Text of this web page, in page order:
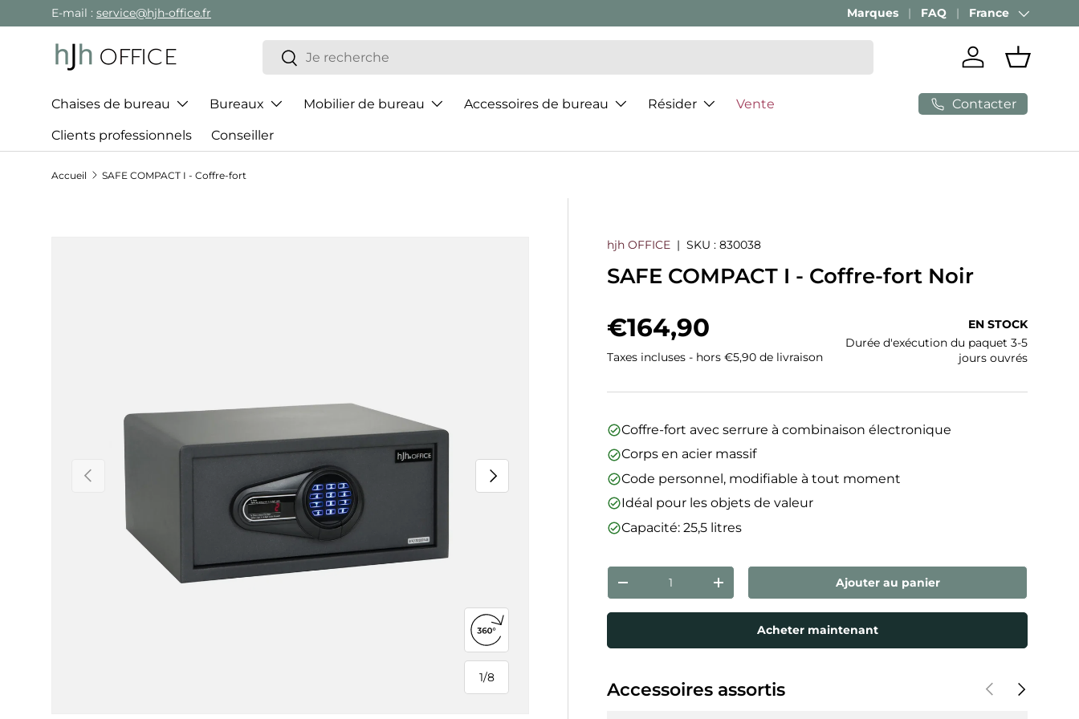
Aller au contenu
E-mail : service@hjh-office.fr Marques FAQ Pays
France
Recherche
Rechercher
Se connecter
Panier
Chaises de bureau Bureaux Mobilier de bureau Accessoires de bureau Résider Vente
Clients professionnels Conseiller
Contacter
Accueil SAFE COMPACT I - Coffre-fort
Précédent
1/
de
8
Suivant
Ouvrir la vue 360°
hjh OFFICE |SKU : 830038
SAFE COMPACT I - Coffre-fort Noir
Prix habituel
€164,90
Taxes incluses - hors €5,90 de livraison
EN STOCK
Durée d'exécution du paquet 3-5
jours ouvrés
Coffre-fort avec serrure à combinaison électronique
Corps en acier massif
Code personnel, modifiable à tout moment
Idéal pour les objets de valeur
Capacité: 25,5 litres
Qté
Diminuer la quantitéAugmenter la quantitéAjouter au panier
Acheter maintenant
Accessoires assortis PrécédentSuivant